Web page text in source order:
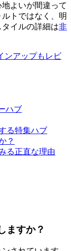
よいが間違って
トではなく、明
イルの詳細は非
ンアップもレビ
ハブ
る特集ハブ
？
る正直な理由
ますか？